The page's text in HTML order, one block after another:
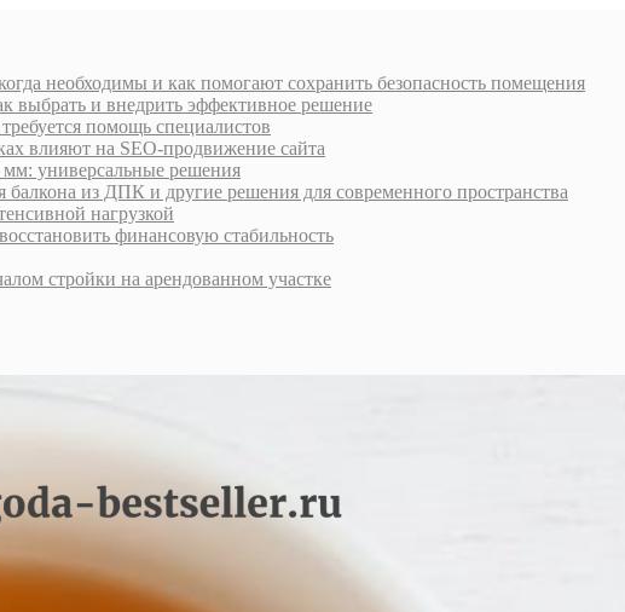
необходимы и как помогают сохранить безопасность помещения
выбрать и внедрить эффективное решение
помощь специалистов
влияют на SEO-продвижение сайта
универсальные решения
из ДПК и другие решения для современного пространства
нагрузкой
финансовую стабильность
стройки на арендованном участке